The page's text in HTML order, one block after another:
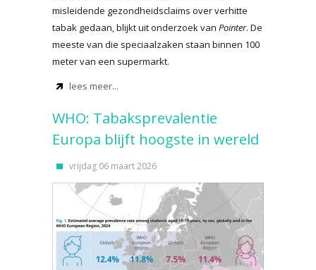
misleidende gezondheidsclaims over verhitte
tabak gedaan, blijkt uit onderzoek van Pointer. De
meeste van die speciaalzaken staan binnen 100
meter van een supermarkt.
lees meer...
WHO: Tabaksprevalentie
Europa blijft hoogste in wereld
vrijdag 06 maart 2026